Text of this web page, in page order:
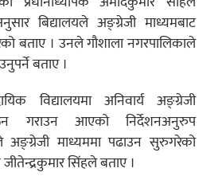
बिद्यालयले अङ्ग्रेजी माध्यमबाट
बताए । उनले गौशाला नगरपालिकाले
बताए ।
विद्यालयमा अनिवार्य अङ्ग्रेजी
गराउन आएको निर्देशनअनुरुप
अङ्ग्रेजी माध्यममा पढाउन सुरुगरेको
सिंहले बताए ।